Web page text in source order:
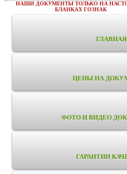
НАШИ ДОКУМЕНТЫ ТОЛЬКО НА
БЛАНКАХ ГОЗНАК
ГЛАВНАЯ
ЦЕНЫ НА
ФОТО И ВИДЕО
ГАРАНТИИ